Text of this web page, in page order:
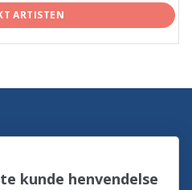
ARTISTEN
kunde henvendelse